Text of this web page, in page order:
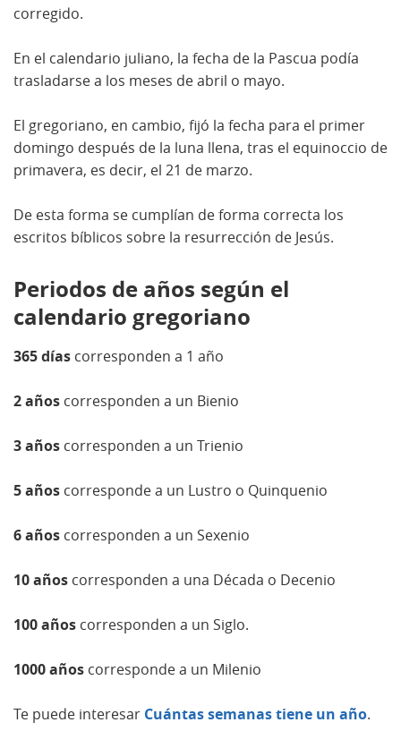
corregido.
En el calendario juliano, la fecha de la Pascua podía
trasladarse a los meses de abril o mayo.
El gregoriano, en cambio, fijó la fecha para el primer
domingo después de la luna llena, tras el equinoccio de
primavera, es decir, el 21 de marzo.
De esta forma se cumplían de forma correcta los
escritos bíblicos sobre la resurrección de Jesús.
Periodos de años según el
calendario gregoriano
365 días corresponden a 1 año
2 años corresponden a un Bienio
3 años corresponden a un Trienio
5 años corresponde a un Lustro o Quinquenio
6 años corresponden a un Sexenio
10 años corresponden a una Década o Decenio
100 años corresponden a un Siglo.
1000 años corresponde a un Milenio
Te puede interesar Cuántas semanas tiene un año.